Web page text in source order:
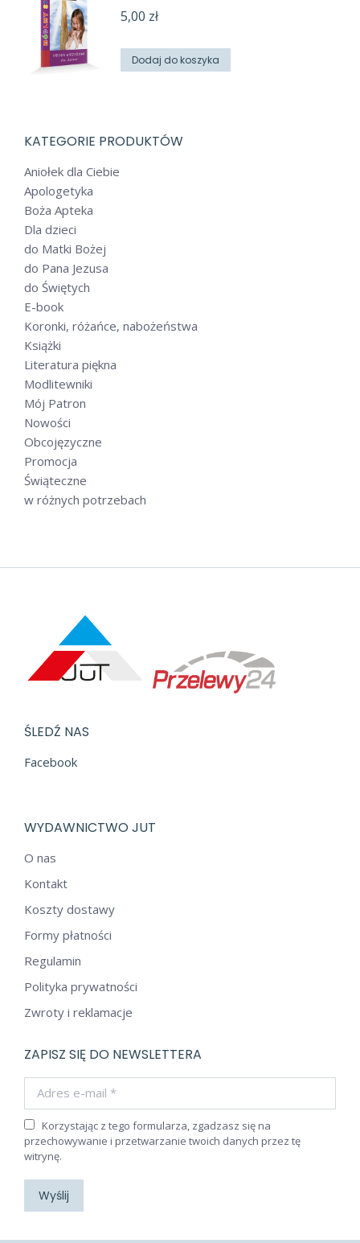
5,00 zł
Dodaj do koszyka
KATEGORIE PRODUKTÓW
Aniołek dla Ciebie
Apologetyka
Boża Apteka
Dla dzieci
do Matki Bożej
do Pana Jezusa
do Świętych
E-book
Koronki, różańce, nabożeństwa
Książki
Literatura piękna
Modlitewniki
Mój Patron
Nowości
Obcojęzyczne
Promocja
Świąteczne
w różnych potrzebach
ŚLEDŹ NAS
Facebook
WYDAWNICTWO JUT
O nas
Kontakt
Koszty dostawy
Formy płatności
Regulamin
Polityka prywatności
Zwroty i reklamacje
ZAPISZ SIĘ DO NEWSLETTERA
Korzystając z tego formularza, zgadzasz się na
przechowywanie i przetwarzanie twoich danych przez tę
witrynę.
Wyślij